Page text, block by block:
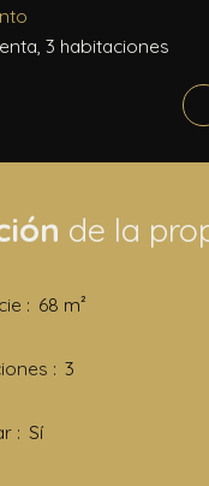
3 habitaciones
de la
: 68 m²
: 3
: Sí